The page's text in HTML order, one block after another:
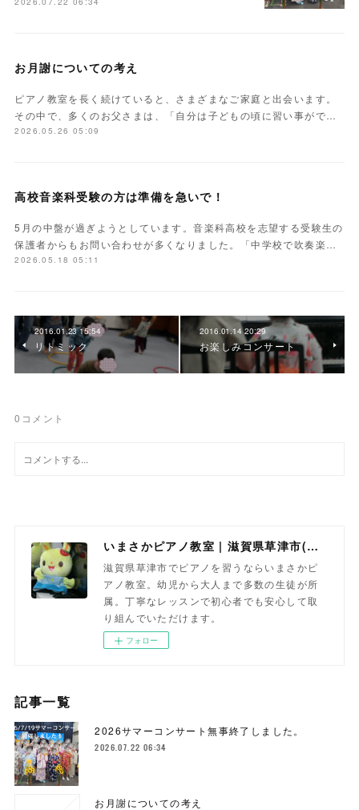
お月謝についての考え
ピアノ教室を長く続けていると、さまざまなご家庭と出会います。
その中で、多くのお父さまは、「自分は子どもの頃に習い事がで…
2026.05.26 05:09
高校音楽科受験の方は準備を急いで！
5月の中盤が過ぎようとしています。音楽科高校を志望する受験生の
保護者からもお問い合わせが多くなりました。「中学校で吹奏楽…
2026.05.18 05:11
2016.01.23 15:54
リトミック
2016.01.14 20:29
お楽しみコンサート
0 コメント
いまさかピアノ教室 | 滋賀県草津市(南草津)のピアノ教室
滋賀県草津市でピアノを習うならいまさかピ
アノ教室。幼児から大人まで多数の生徒が所
属。丁寧なレッスンで初心者でも安心して取
り組んでいただけます。
フォロー
記事一覧
2026サマーコンサート無事終了しました。
2026.07.22 06:34
お月謝についての考え